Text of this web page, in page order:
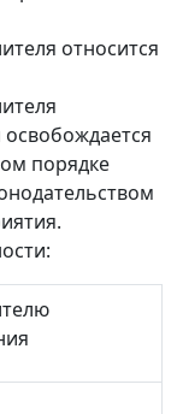
относится
порядке